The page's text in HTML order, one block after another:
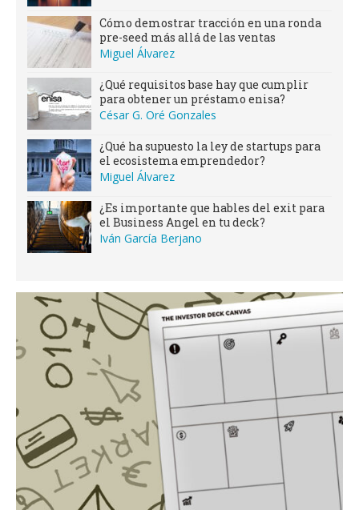
Cómo demostrar tracción en una ronda
pre-seed más allá de las ventas
Miguel Álvarez
¿Qué requisitos base hay que cumplir
para obtener un préstamo enisa?
César G. Oré Gonzales
¿Qué ha supuesto la ley de startups para
el ecosistema emprendedor?
Miguel Álvarez
¿Es importante que hables del exit para
el Business Angel en tu deck?
Iván García Berjano